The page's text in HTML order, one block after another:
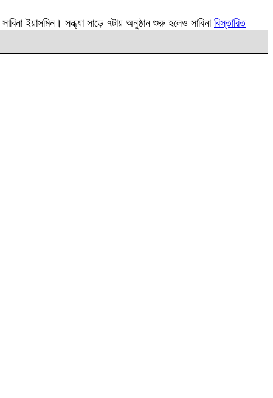
ইয়াসমিন। সন্ধ্যা সাড়ে ৭টায় অনুষ্ঠান শুরু হলেও সাবিনা বিস্তারিত